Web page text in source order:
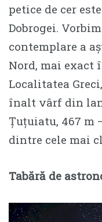
petice de cer
Dobrogei.
contemplare a
Nord, mai exact
Localitatea
înalt vârf din
Țuțuiatu, 467 m
dintre cele mai
Tabără de